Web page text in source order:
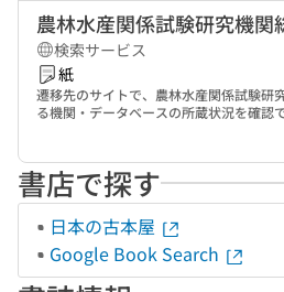
農林水産関係試験研究機関
検索サービス
紙
遷移先のサイトで、農林水産関係試験研
る機関・データベースの所蔵状況を確認
書店で探す
日本の古本屋
Google Book Search